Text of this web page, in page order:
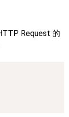
Request 的